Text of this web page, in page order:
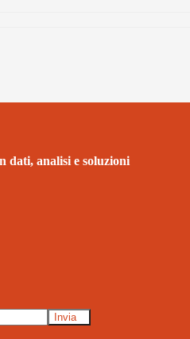
dati, analisi e soluzioni
Invia